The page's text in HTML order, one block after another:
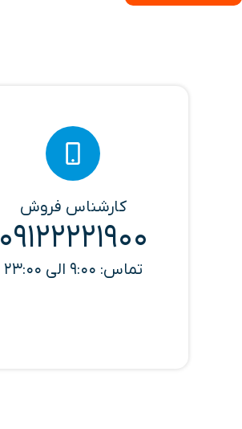
کارشناس فروش
09122221900
تماس: 9:00 الی 23:00